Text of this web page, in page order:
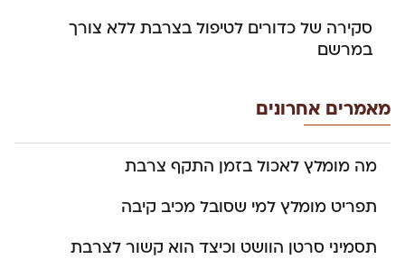
סקירה של כדורים לטיפול בצרבת ללא צורך
במרשם
מאמרים אחרונים
מה מומלץ לאכול בזמן התקף צרבת
תפריט מומלץ למי שסובל מכיב קיבה
תסמיני סרטן הוושט וכיצד הוא קשור לצרבת